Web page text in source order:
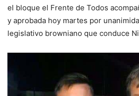
el bloque el Frente de Todos
y aprobada hoy martes por
legislativo browniano que conduce